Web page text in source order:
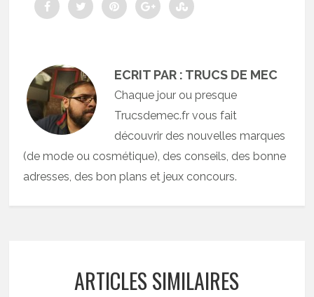
ECRIT PAR : TRUCS DE MEC
Chaque jour ou presque
Trucsdemec.fr vous fait
découvrir des nouvelles marques
(de mode ou cosmétique), des conseils, des bonne
adresses, des bon plans et jeux concours.
ARTICLES SIMILAIRES